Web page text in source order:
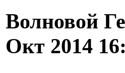
Волновой
Окт 2014